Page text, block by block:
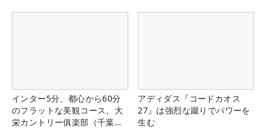
インター5分、都心から60分
のフラットな美観コース。大
栄カントリー俱楽部（千葉
アディダス『コードカオス
27』は強烈な蹴りでパワーを
生む